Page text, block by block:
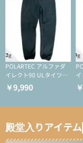
POLARTEC アルファダ
イレクト90 ULタイツ
（アクティブインサレー
ション/テント泊用パジ
￥9,990
殿堂入りアイテム